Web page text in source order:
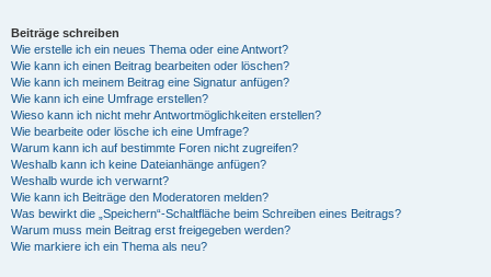
Beiträge schreiben
Wie erstelle ich ein neues Thema oder eine Antwort?
Wie kann ich einen Beitrag bearbeiten oder löschen?
Wie kann ich meinem Beitrag eine Signatur anfügen?
Wie kann ich eine Umfrage erstellen?
Wieso kann ich nicht mehr Antwortmöglichkeiten erstellen?
Wie bearbeite oder lösche ich eine Umfrage?
Warum kann ich auf bestimmte Foren nicht zugreifen?
Weshalb kann ich keine Dateianhänge anfügen?
Weshalb wurde ich verwarnt?
Wie kann ich Beiträge den Moderatoren melden?
Was bewirkt die „Speichern“-Schaltfläche beim Schreiben eines Beitrags?
Warum muss mein Beitrag erst freigegeben werden?
Wie markiere ich ein Thema als neu?